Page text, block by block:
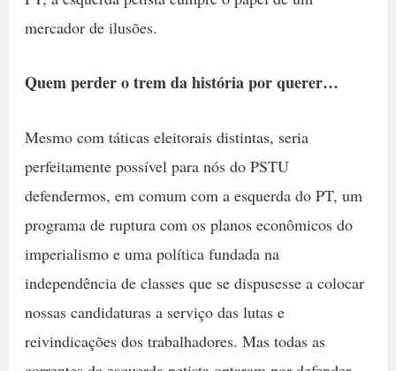
mercador de ilusões.
Quem perder o trem da história por querer…
Mesmo com táticas eleitorais distintas, seria
perfeitamente possível para nós do PSTU
defendermos, em comum com a esquerda do PT, um
programa de ruptura com os planos econômicos do
imperialismo e uma política fundada na
independência de classes que se dispusesse a colocar
nossas candidaturas a serviço das lutas e
reivindicações dos trabalhadores. Mas todas as